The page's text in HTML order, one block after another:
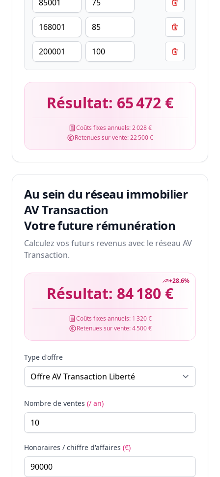
Résultat: 65 472 €
Coûts fixes annuels:2 028 €
Retenues sur vente:22 500 €
Au sein du réseau immobilier
AV Transaction
Votre future rémunération
Calculez vos futurs revenus avec le réseau AV
Transaction.
+28.6%
Résultat: 84 180 €
Coûts fixes annuels: 1 320 €
Retenues sur vente:4 500 €
Type d'offre
Nombre de ventes (/ an)
Honoraires / chiffre d'affaires (€)